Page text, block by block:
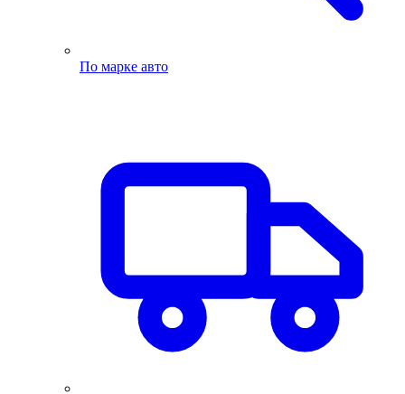
По марке авто